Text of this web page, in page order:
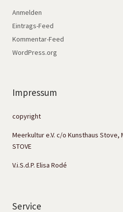
Anmelden
Eintrags-Feed
Kommentar-Feed
WordPress.org
Impressum
copyright
Meerkultur e.V. c/o Kunsthaus Stove,
STOVE
V.i.S.d.P. Elisa Rodé
Service